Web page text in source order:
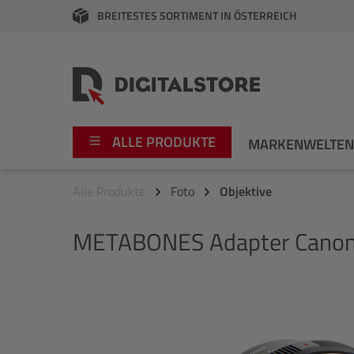
Zur Hauptnavigation springen
BREITESTES SORTIMENT IN ÖSTERREICH
ALLE PRODUKTE MARKENWELTEN
Video
Fujifilm
Alle Produkte Foto Objektive
METABONESAdapter